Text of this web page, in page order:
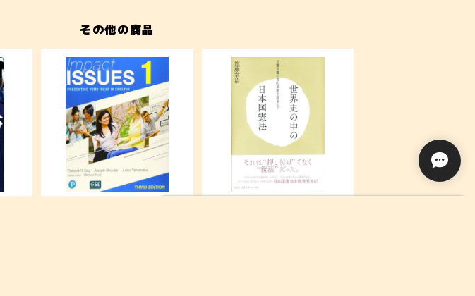
その他の商品